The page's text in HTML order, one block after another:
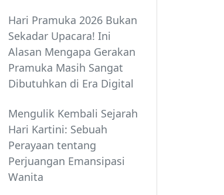
Hari Pramuka 2026 Bukan
Sekadar Upacara! Ini
Alasan Mengapa Gerakan
Pramuka Masih Sangat
Dibutuhkan di Era Digital
Mengulik Kembali Sejarah
Hari Kartini: Sebuah
Perayaan tentang
Perjuangan Emansipasi
Wanita